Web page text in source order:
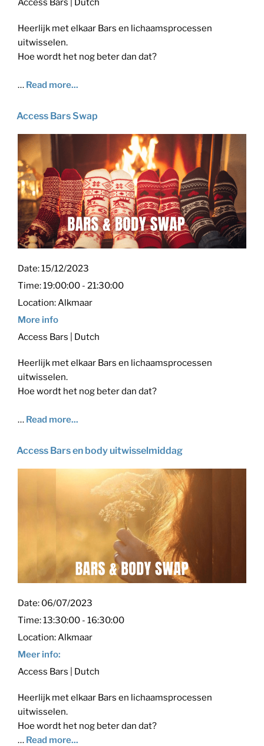
Access Bars | Dutch
Heerlijk met elkaar Bars en lichaamsprocessen
uitwisselen.
Hoe wordt het nog beter dan dat?
… Read more...
Access Bars Swap
Date:15/12/2023
Time:19:00:00 - 21:30:00
Location:Alkmaar
More info
Access Bars | Dutch
Heerlijk met elkaar Bars en lichaamsprocessen
uitwisselen.
Hoe wordt het nog beter dan dat?
… Read more...
Access Bars en body uitwisselmiddag
Date: 06/07/2023
Time:13:30:00 - 16:30:00
Location:Alkmaar
Meer info:
Access Bars | Dutch
Heerlijk met elkaar Bars en lichaamsprocessen
uitwisselen.
Hoe wordt het nog beter dan dat?
… Read more...